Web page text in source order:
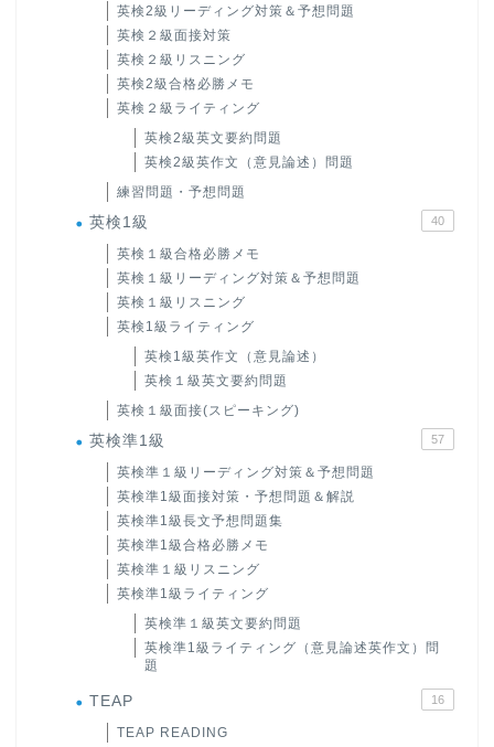
英検2級リーディング対策＆予想問題
英検２級面接対策
英検２級リスニング
英検2級合格必勝メモ
英検２級ライティング
英検2級英文要約問題
英検2級英作文（意見論述）問題
練習問題・予想問題
英検1級 40
英検１級合格必勝メモ
英検１級リーディング対策＆予想問題
英検１級リスニング
英検1級ライティング
英検1級英作文（意見論述）
英検１級英文要約問題
英検１級面接(スピーキング)
英検準1級 57
英検準１級リーディング対策＆予想問題
英検準1級面接対策・予想問題＆解説
英検準1級長文予想問題集
英検準1級合格必勝メモ
英検準１級リスニング
英検準1級ライティング
英検準１級英文要約問題
英検準1級ライティング（意見論述英作文）問
題
TEAP 16
TEAP READING